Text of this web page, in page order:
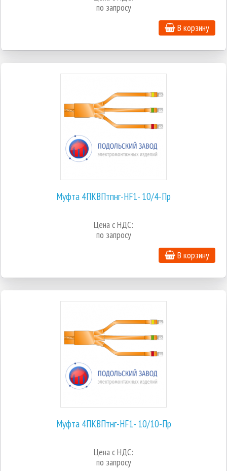
по запросу
В корзину
Муфта 4ПКВПтпнг-HF1- 10/4-Пр
Цена с НДС:
по запросу
В корзину
Муфта 4ПКВПтнг-HF1- 10/10-Пр
Цена с НДС:
по запросу